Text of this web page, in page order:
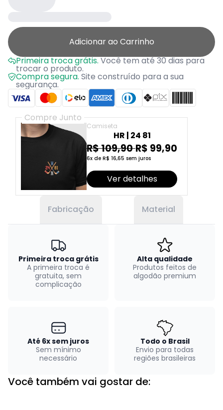
Adicionar ao Carrinho
Primeira troca grátis.Você tem até 30 dias para
trocar o produto.
Compra segura. Site construído para a sua
segurança.
Compre Junto
Camiseta
HR | 24 81
R$ 109,90 R$ 99,90
6x de R$ 16,65 sem juros
Ver detalhes
Fabricação Material
Primeira troca grátis
A primeira troca é
gratuita, sem
complicação
Alta qualidade
Produtos feitos de
algodão premium
Até 6x sem juros
Sem mínimo
necessário
Todo o Brasil
Envio para todas
regiões brasileiras
Você também vai gostar de: